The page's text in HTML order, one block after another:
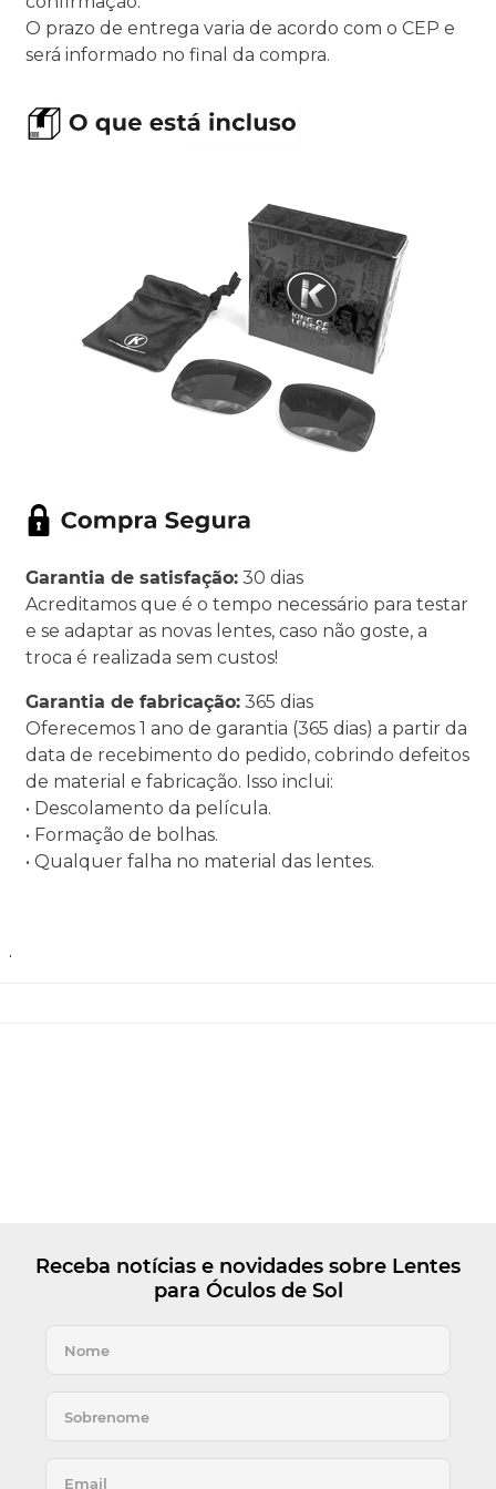
O prazo de entrega varia de acordo com o CEP e
será informado no final da compra.
Garantia de satisfação: 30 dias
Acreditamos que é o tempo necessário para testar
e se adaptar as novas lentes, caso não goste, a
troca é realizada sem custos!
Garantia de fabricação: 365 dias
Oferecemos 1 ano de garantia (365 dias) a partir da
data de recebimento do pedido, cobrindo defeitos
de material e fabricação. Isso inclui:
• Descolamento da película.
• Formação de bolhas.
• Qualquer falha no material das lentes.
.
Receba notícias e novidades sobre Lentes
para Óculos de Sol